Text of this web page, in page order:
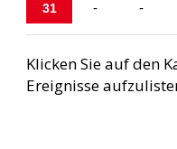
31 - -
Klicken Sie auf den
Ereignisse